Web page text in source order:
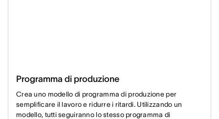
Programma di produzione
Crea uno modello di programma di produzione per
semplificare il lavoro e ridurre i ritardi. Utilizzando un
modello, tutti seguiranno lo stesso programma di